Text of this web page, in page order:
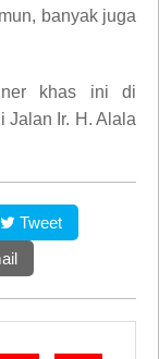
banyak juga
khas ini di
Jalan Ir. H. Alala
Tweet